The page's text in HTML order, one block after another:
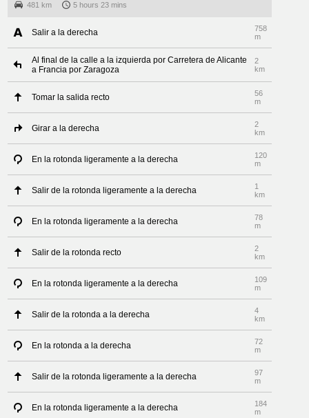
481 km 5 hours 23 mins
Salir a la derecha
758
m
Al final de la calle a la izquierda por Carretera de Alicante
a Francia por Zaragoza
2
km
Tomar la salida recto
56
m
Girar a la derecha
2
km
En la rotonda ligeramente a la derecha
120
m
Salir de la rotonda ligeramente a la derecha
1
km
En la rotonda ligeramente a la derecha
78
m
Salir de la rotonda recto
2
km
En la rotonda ligeramente a la derecha
109
m
Salir de la rotonda a la derecha
4
km
En la rotonda a la derecha
72
m
Salir de la rotonda ligeramente a la derecha
97
m
En la rotonda ligeramente a la derecha
184
m